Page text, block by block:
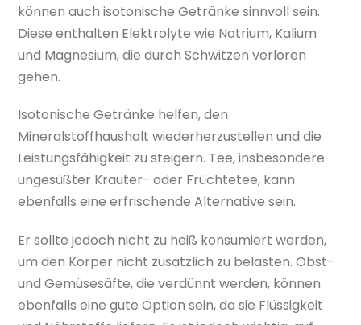
können auch isotonische Getränke sinnvoll sein.
Diese enthalten Elektrolyte wie Natrium, Kalium
und Magnesium, die durch Schwitzen verloren
gehen.
Isotonische Getränke helfen, den
Mineralstoffhaushalt wiederherzustellen und die
Leistungsfähigkeit zu steigern. Tee, insbesondere
ungesüßter Kräuter- oder Früchtetee, kann
ebenfalls eine erfrischende Alternative sein.
Er sollte jedoch nicht zu heiß konsumiert werden,
um den Körper nicht zusätzlich zu belasten. Obst-
und Gemüsesäfte, die verdünnt werden, können
ebenfalls eine gute Option sein, da sie Flüssigkeit